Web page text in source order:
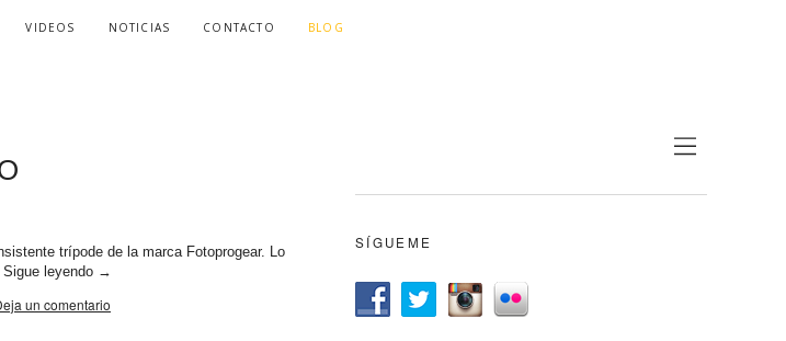
VIDEOS NOTICIAS CONTACTO BLOG
trípode de la marca Fotoprogear. Lo
Sigue leyendo →
un comentario
SÍGUEME